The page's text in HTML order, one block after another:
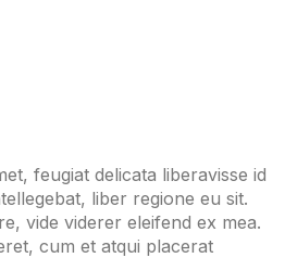
feugiat delicata liberavisse id
liber regione eu sit.
vide viderer eleifend ex mea.
cum et atqui placerat